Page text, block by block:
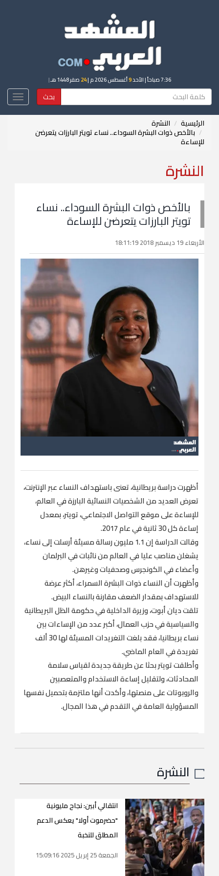
7:36 صباحاً | الأحد9أغسطس 2026 م | 24 صفر 1448 هـ |
بحث
الرئيسية النشرة
بالأخص ذوات البشرة السوداء.. نساء تويتر البارزات يتعرضن
للإساءة
النشرة
بالأخص ذوات البشرة السوداء.. نساء
تويتر البارزات يتعرضن للإساءة
الأربعاء 19 ديسمبر 2018 18:11:19
أظهرت دراسة بريطانية، تعنى باستهداف النساء عبر الإنترنت،
تعرض العديد من الشخصيات النسائية البارزة في العالم،
للإساءة على موقع التواصل الاجتماعي، تويتر، بمعدل
إساءة كل 30 ثانية في عام 2017.
وقالت الدراسة إن 1.1 مليون رسالة مسيئة أرسلت إلى نساء،
يشغلن مناصب عليا في العالم من نائبات في البرلمان
وأعضاء في الكونجرس وصحفيات وغيرهن.
وأظهرت أن النساء ذوات البشرة السمراء، أكثر عرضة
للاستهداف بمقدار الضعف مقارنة بالنساء البيض.
تلقت ديان أبوت، وزيرة الداخلية في حكومة الظل البريطانية
والسياسية في حزب العمال، أكبر عدد من الإساءات بين
نساء بريطانيا، فقد بلغت التغريدات المسيئة لها 30 ألف
تغريدة في العام الماضي.
وأطلقت تويتر بحثا عن طريقة جديدة لقياس سلامة
المحادثات، ولتقليل إساءة الاستخدام والمتعصبين
والروبوتات على منصتها، وأكدت أنها ملتزمة بتحميل نفسها
المسؤولية العامة في التقدم في هذا المجال.
النشرة
انتقالي أبين: نجاح مليونية
"حضرموت أولا" يعكس الدعم
المطلق للنخبة
الجمعة 25 إبريل 2025 15:09:16